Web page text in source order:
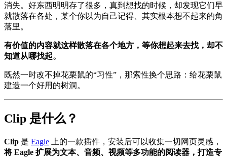
消失。好东西明明存了很多，真到想找的时候，却发现它们早
就散落在各处，某个你以为自己记得、其实根本想不起来的角
落里。
有价值的内容就这样散落在各个地方，等你想起来去找，却不
知道从哪找起。
既然一时改不掉花栗鼠的“习性”，那索性换个思路：给花栗鼠
建造一个好用的树洞。
Clip 是什么？
Clip 是 Eagle 上的一款插件，安装后可以收集一切网页灵感，
将 Eagle 扩展为文本、音频、视频等多功能的阅读器，打造专